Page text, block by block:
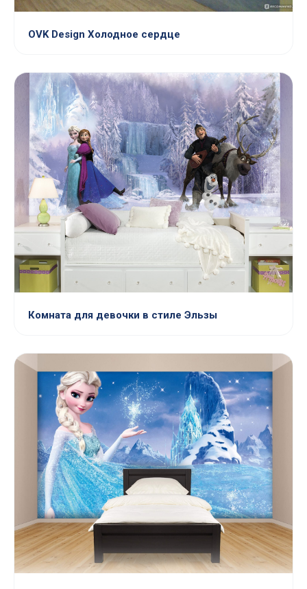
OVK Design Холодное сердце
Комната для девочки в стиле Эльзы